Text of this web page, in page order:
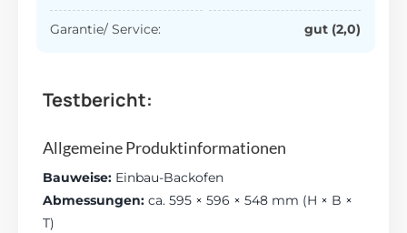
Garantie/ Service: gut (2,0)
Testbericht:
Allgemeine Produktinformationen
Bauweise: Einbau-Backofen
Abmessungen: ca. 595 × 596 × 548 mm (H × B ×
T)